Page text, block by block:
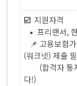
☑️ 지원자격
• 프리랜서,
📌 고용보험
(워크넷) 제출
(합격자 통지
다!)